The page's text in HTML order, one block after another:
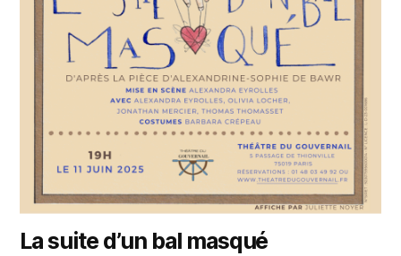
La suite d’un bal masqué